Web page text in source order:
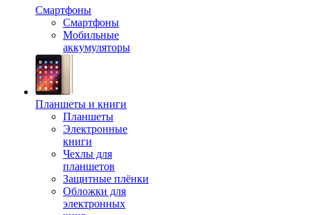
Смартфоны
Смартфоны
Мобильные
аккумуляторы
Планшеты и книги
Планшеты
Электронные
книги
Чехлы для
планшетов
Защитные плёнки
Обложки для
электронных